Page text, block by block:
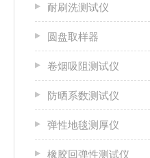
耐刷洗测试仪
圆盘取样器
卷烟吸阻测试仪
防晒系数测试仪
弹性地毯测厚仪
橡胶回弹性测试仪